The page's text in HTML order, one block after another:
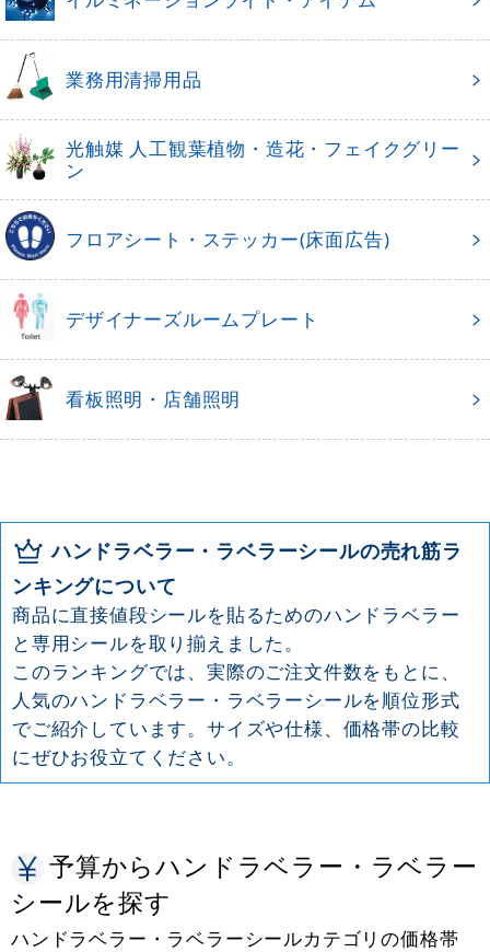
業務用清掃用品
光触媒 人工観葉植物・造花・フェイクグリー
ン
フロアシート・ステッカー(床面広告)
デザイナーズルームプレート
看板照明・店舗照明
ハンドラベラー・ラベラーシールの売れ筋ラ
ンキングについて
商品に直接値段シールを貼るためのハンドラベラー
と専用シールを取り揃えました。
このランキングでは、実際のご注文件数をもとに、
人気のハンドラベラー・ラベラーシールを順位形式
でご紹介しています。サイズや仕様、価格帯の比較
にぜひお役立てください。
予算からハンドラベラー・ラベラー
シールを探す
ハンドラベラー・ラベラーシールカテゴリの価格帯